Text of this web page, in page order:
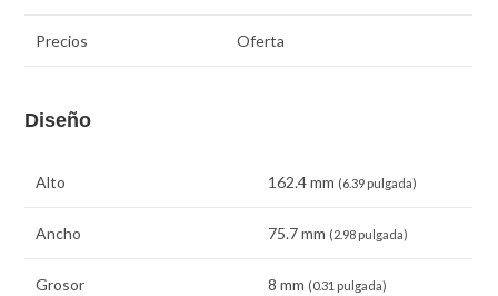
Precios Oferta
Diseño
Alto 162.4 mm (6.39 pulgada)
Ancho 75.7 mm (2.98 pulgada)
Grosor 8 mm (0.31 pulgada)